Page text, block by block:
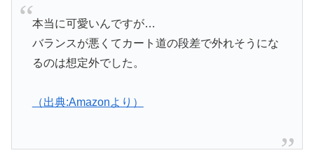
本当に可愛いんですが…
バランスが悪くてカート道の段差で外れそうにな
るのは想定外でした。
（出典:Amazonより）